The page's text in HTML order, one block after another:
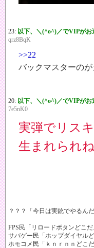
23: 以下、＼(^o^)／でVIPがお
qrz8BqK
>>22
バックマスターの
20: 以下、＼(^o^)／でVIPがお
7e5nK0
実弾でリス
生まれられ
？？？「今日は実銃でやるん
FPS民「リロードボタンどこだ
サバゲー民「ホップダイヤルど
ホモコメ民「ｋｎｒｎｎどこだ